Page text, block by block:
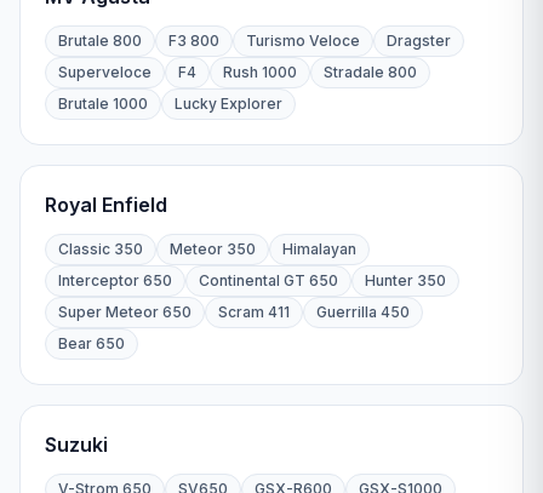
Brutale 800 F3 800 Turismo Veloce
Dragster
Superveloce
F4 Rush 1000
Stradale 800
Brutale 1000
Lucky Explorer
Royal Enfield
Classic 350 Meteor 350
Himalayan
Interceptor 650
Continental GT 650
Hunter 350
Super Meteor 650
Scram 411
Guerrilla 450
Bear 650
Suzuki
V-Strom 650 SV650 GSX-R600
GSX-S1000